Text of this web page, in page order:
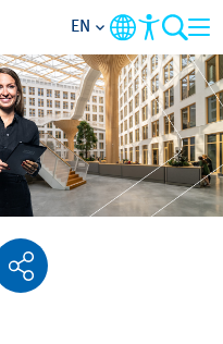
US
ACTIVITY
EN